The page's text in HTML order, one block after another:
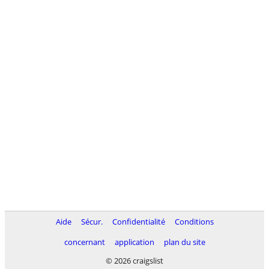
Aide Sécur. Confidentialité
Conditions
concernant
application
plan du site
© 2026 craigslist